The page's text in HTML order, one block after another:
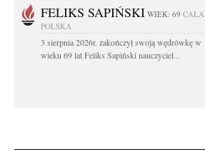
FELIKS SAPIŃSKI WIEK: 69 CAŁA
POLSKA
3 sierpnia 2026r. zakończył swoją wędrówkę w
wieku 69 lat Feliks Sapiński nauczyciel...